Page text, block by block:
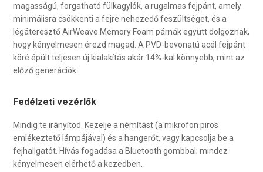
magasságú, forgatható fülkagylók, a rugalmas fejpánt, amely
minimálisra csökkenti a fejre nehezedő feszültséget, és a
légáteresztő AirWeave Memory Foam párnák együtt dolgoznak,
hogy kényelmesen érezd magad. A PVD-bevonatú acél fejpánt
köré épült teljesen új kialakítás akár 14%-kal könnyebb, mint az
előző generációk.
Fedélzeti vezérlők
Mindig te irányítod. Kezelje a némítást (a mikrofon piros
emlékeztető lámpájával) és a hangerőt, vagy kapcsolja be a
fejhallgatót. Hívás fogadása a Bluetooth gombbal; mindez
kényelmesen elérhető a kezedben.